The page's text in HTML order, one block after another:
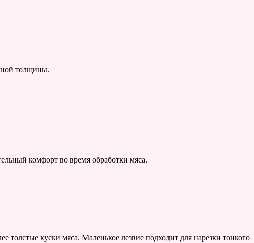
толщины.
комфорт во время обработки мяса.
толстые куски мяса. Маленькое лезвие подходит для нарезки тонкого